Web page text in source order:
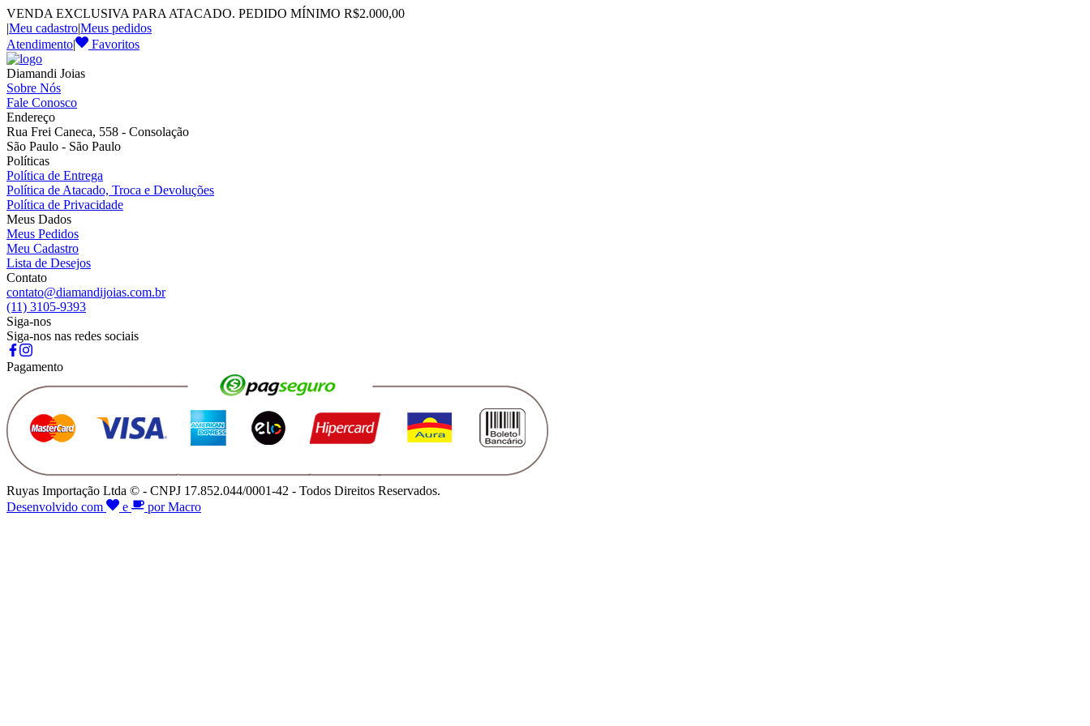
VENDA EXCLUSIVA PARA ATACADO. PEDIDO MÍNIMO R$2.000,00
|Meu cadastro|Meus pedidos
Atendimento| Favoritos
Diamandi Joias
Sobre Nós
Fale Conosco
Endereço
Rua Frei Caneca, 558 - Consolação
São Paulo - São Paulo
Políticas
Política de Entrega
Política de Atacado, Troca e Devoluções
Política de Privacidade
Meus Dados
Meus Pedidos
Meu Cadastro
Lista de Desejos
Contato
contato@diamandijoias.com.br
(11) 3105-9393
Siga-nos
Siga-nos nas redes sociais
Pagamento
Ruyas Importação Ltda © - CNPJ 17.852.044/0001-42 - Todos Direitos Reservados.
Desenvolvido com
e por Macro